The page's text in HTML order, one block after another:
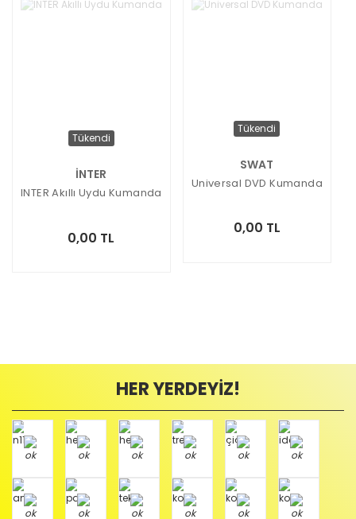
Tükendi
İNTER
INTER Akıllı Uydu Kumanda
0,00 TL
Tükendi
SWAT
Universal DVD Kumanda
0,00 TL
HER YERDEYİZ!